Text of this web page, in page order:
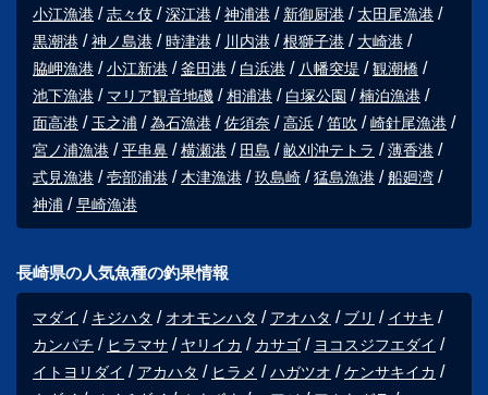
小江漁港
志々伎 深江港 神浦港 新御厨港
太田尾漁港
黒潮港
神ノ島港 時津港 川内港 根獅子港
大崎港
脇岬漁港
小江新港 釜田港 白浜港 八幡突堤
観潮橋
池下漁港
マリア観音地磯 相浦港 白塚公園
楠泊漁港
面高港
玉之浦 為石漁港 佐須奈 高浜 笛吹
崎針尾漁港
宮ノ浦漁港
平串鼻 横瀬港 田島 畝刈沖テトラ
薄香港
式見漁港
壱部浦港 木津漁港 玖島崎 猛島漁港
船廻湾
神浦
早崎漁港
長崎県の人気魚種の釣果情報
マダイ キジハタ オオモンハタ アオハタ ブリ
イサキ
カンパチ
ヒラマサ ヤリイカ カサゴ
ヨコスジフエダイ
イトヨリダイ
アカハタ ヒラメ ハガツオ
ケンサキイカ